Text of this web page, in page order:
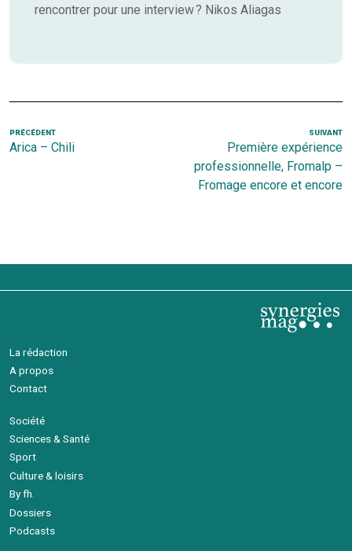
rencontrer pour une interview ? Nikos Aliagas
Navigation
de
Article
précédent
PRÉCÉDENT
Arica – Chili
SUIVANT
Première expérience
professionnelle, Fromalp –
Fromage encore et encore
La rédaction
A propos
Contact
Société
Sciences & Santé
Sport
Culture & loisirs
By fh.
Dossiers
Podcasts